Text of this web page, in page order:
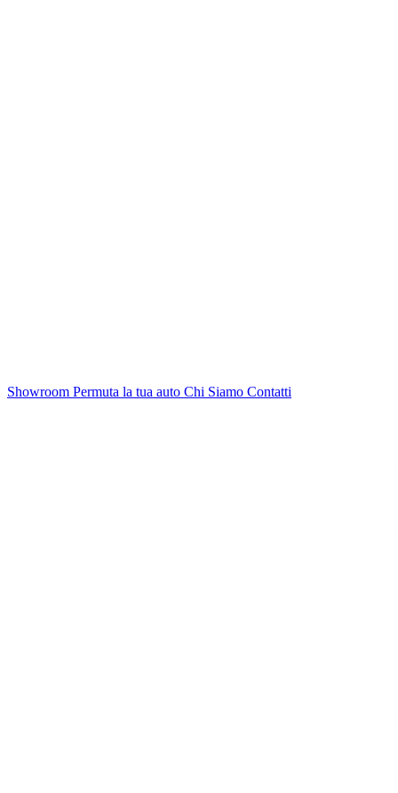
Showroom Permuta la tua auto Chi Siamo Contatti